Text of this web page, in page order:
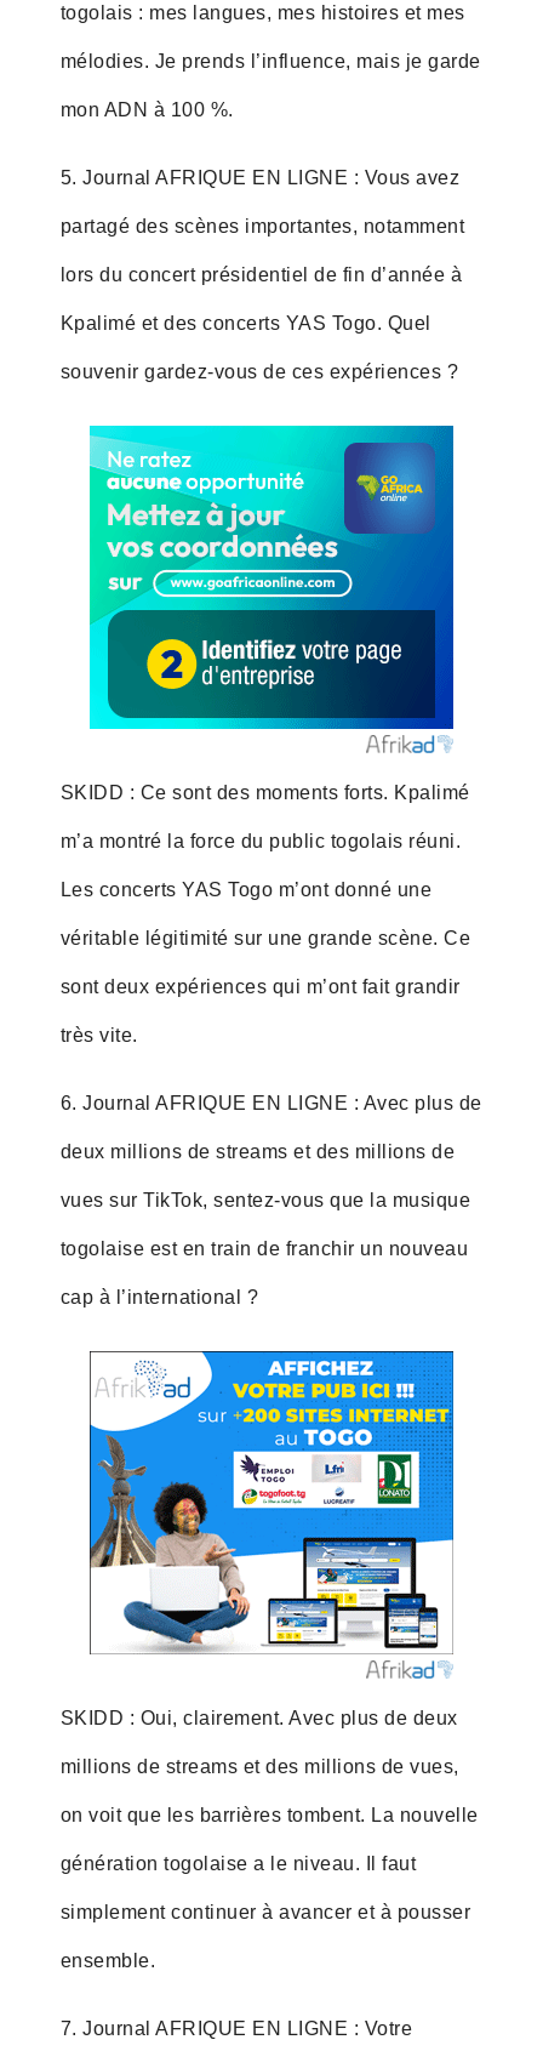
togolais : mes langues, mes histoires et mes
mélodies. Je prends l’influence, mais je garde
mon ADN à 100 %.
5. Journal AFRIQUE EN LIGNE : Vous avez
partagé des scènes importantes, notamment
lors du concert présidentiel de fin d’année à
Kpalimé et des concerts YAS Togo. Quel
souvenir gardez-vous de ces expériences ?
SKIDD : Ce sont des moments forts. Kpalimé
m’a montré la force du public togolais réuni.
Les concerts YAS Togo m’ont donné une
véritable légitimité sur une grande scène. Ce
sont deux expériences qui m’ont fait grandir
très vite.
6. Journal AFRIQUE EN LIGNE : Avec plus de
deux millions de streams et des millions de
vues sur TikTok, sentez-vous que la musique
togolaise est en train de franchir un nouveau
cap à l’international ?
SKIDD : Oui, clairement. Avec plus de deux
millions de streams et des millions de vues,
on voit que les barrières tombent. La nouvelle
génération togolaise a le niveau. Il faut
simplement continuer à avancer et à pousser
ensemble.
7. Journal AFRIQUE EN LIGNE : Votre